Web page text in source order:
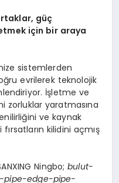
güç
için bir araya
sistemlerden
evrilerek teknolojik
İşletme ve
zorluklar yaratmasına
ve kaynak
kilidini açmış
Ningbo;bulut-
pipe-edge-pipe-